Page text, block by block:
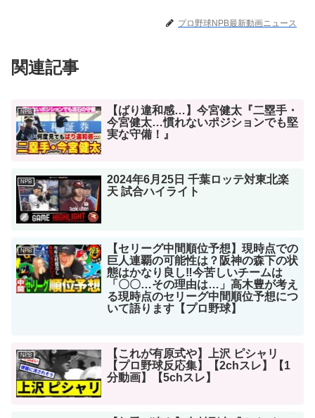
プロ野球NPB最新動画ニュース
関連記事
NPB
【ばり違和感…】今宮健太『二塁手・
今宮健太…慣れないポジションでも堅
実な守備！』
NPB
2024年6月25日 千葉ロッテ対東北楽
天 試合ハイライト
NPB
【セリーグ中間順位予想】現時点での
巨人連覇の可能性は？阪神の森下の状
態はかなり良し‼︎今苦しいチームは
「〇〇…その理由は…」高木豊が考え
る現時点のセリーグ中間順位予想につ
いて語ります【プロ野球】
NPB
【これが有原式や】上沢 ピシャリ
【プロ野球反応集】【2chスレ】【1
分動画】【5chスレ】